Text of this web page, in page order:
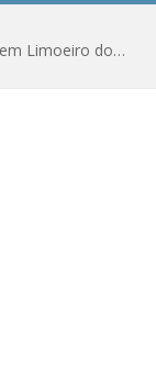
Amanhã começa nova etapa de vacinação em Limoeiro do Ajuru para idosos com 65 ou mais